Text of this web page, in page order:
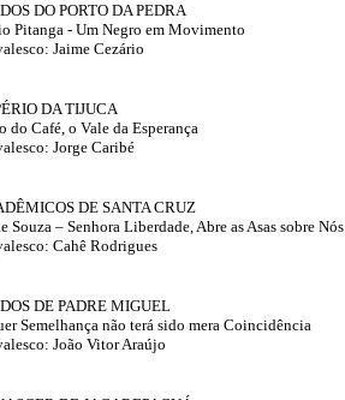
DO PORTO DA PEDRA
Pitanga - Um Negro em Movimento
Jaime Cezário
DA TIJUCA
do Café, o Vale da Esperança
Jorge Caribé
DE SANTA CRUZ
Souza – Senhora Liberdade, Abre as Asas sobre Nós
Cahê Rodrigues
DE PADRE MIGUEL
Semelhança não terá sido mera Coincidência
João Vitor Araújo